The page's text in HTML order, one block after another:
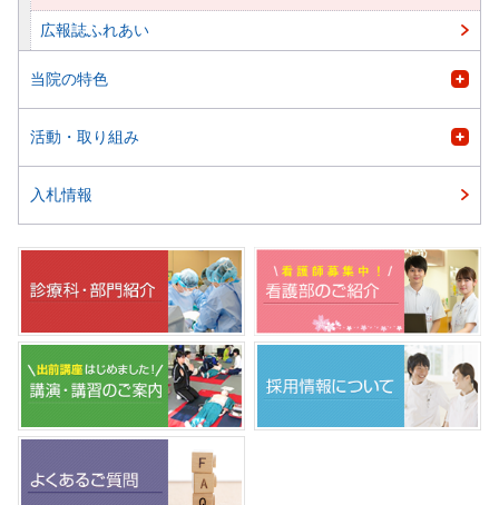
広報誌ふれあい
当院の特色
活動・取り組み
入札情報